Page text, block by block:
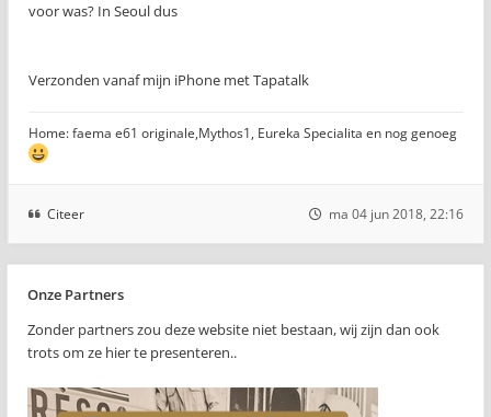
voor was? In Seoul dus
Verzonden vanaf mijn iPhone met Tapatalk
Home: faema e61 originale,Mythos1, Eureka Specialita en nog genoeg
Citeer ma 04 jun 2018, 22:16
Onze Partners
Zonder partners zou deze website niet bestaan, wij zijn dan ook
trots om ze hier te presenteren..